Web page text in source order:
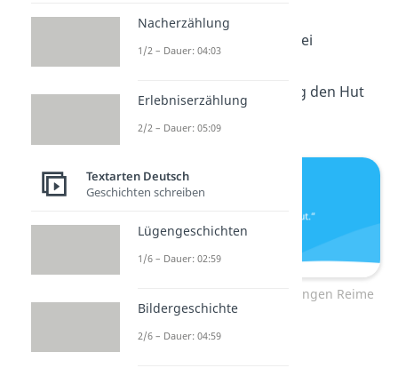
Bye bye, Kartoffelbrei
Mach’s gut, schwing den Hut
Lustige Verabschiedungen Reime
Ciao du Pfau
Nacherzählung
1/2 – Dauer: 04:03
Erlebniserzählung
2/2 – Dauer: 05:09
Textarten Deutsch
Geschichten schreiben
Lügengeschichten
1/6 – Dauer: 02:59
Bildergeschichte
2/6 – Dauer: 04:59